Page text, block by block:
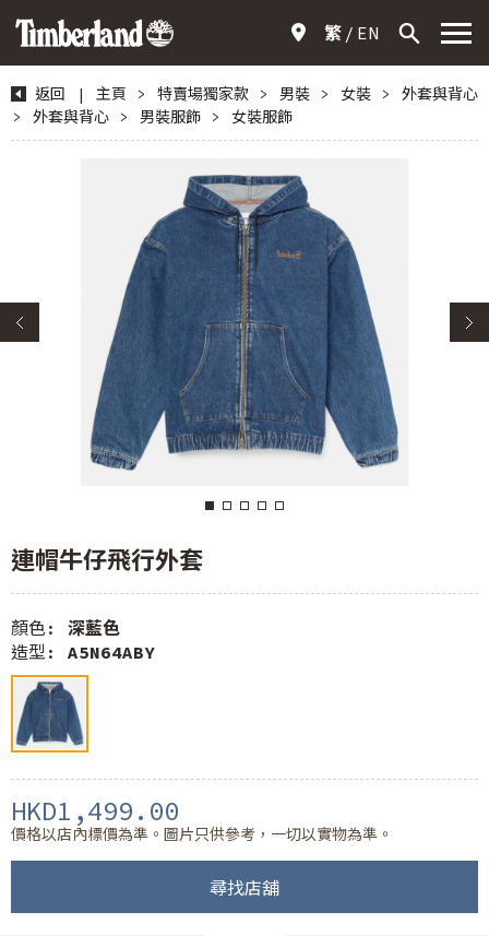
繁 EN
返回 | 主頁 > 特賣場獨家款 > 男裝 > 女裝 >
外套與背心
>
外套與背心 > 男裝服飾 > 女裝服飾
連帽牛仔飛行外套
顏色: 深藍色
造型: A5N64ABY
HKD1,499.00
價格以店內標價為準。圖片只供參考，一切以實物為準。
尋找店舖